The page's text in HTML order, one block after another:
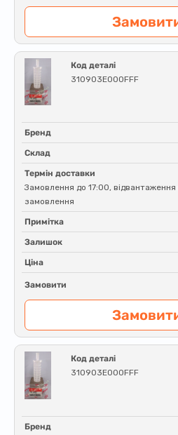
Код деталі
310903E000FFF
Бренд
Склад
Термін доставки
Замовлення до 17:00, відвантаження
замовлення
Примітка
Залишок
Ціна
Замовити
Код деталі
310903E000FFF
Бренд